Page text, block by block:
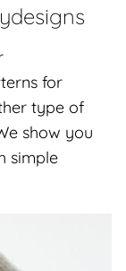
for
type of
show you
simple